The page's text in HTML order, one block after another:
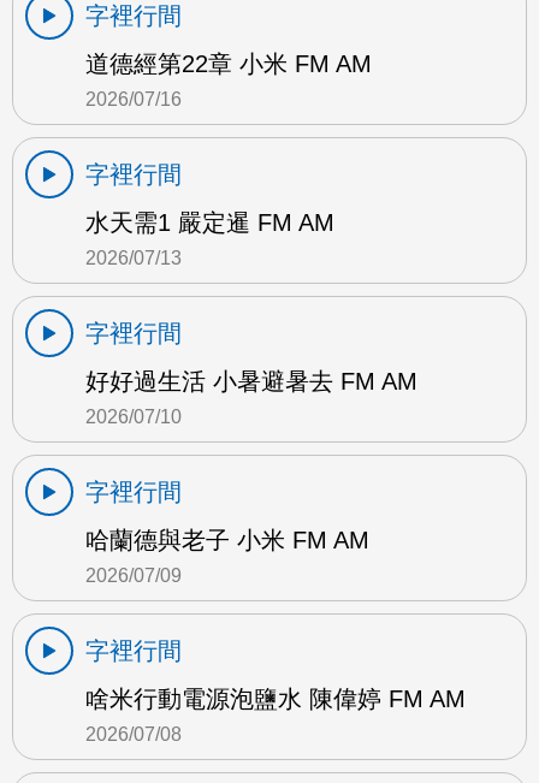
字裡行間
道德經第22章 小米 FM AM
2026/07/16
字裡行間
水天需1 嚴定暹 FM AM
2026/07/13
字裡行間
好好過生活 小暑避暑去 FM AM
2026/07/10
字裡行間
哈蘭德與老子 小米 FM AM
2026/07/09
字裡行間
啥米行動電源泡鹽水 陳偉婷 FM AM
2026/07/08